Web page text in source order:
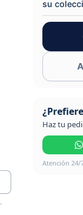
su
Haz tu
Atención 24/